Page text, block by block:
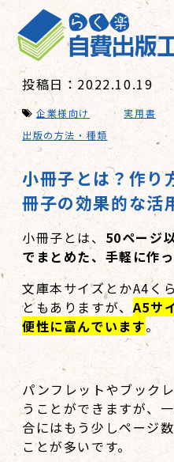
投稿日：2022.10.19
企業様向け 実用書
出版の方法・種類
小冊子とは？作り
冊子の効果的な活
小冊子とは、 50ページ
でまとめた、手軽に作
文庫本サイズとかA4く
ともありますが、 A5サ
便性に富んでいます。
パンフレットやブック
うことができますが、
合にはもう少しページ
ことが多いです。